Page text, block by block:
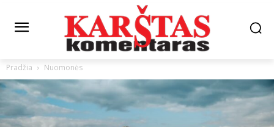
Pradžia Nuomonės